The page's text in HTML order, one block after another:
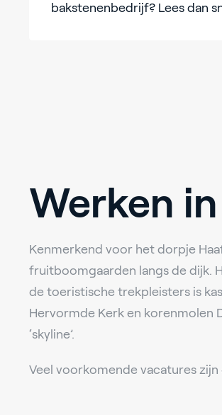
bakstenenbedrijf? Lees dan
Werken
Kenmerkend voor het dorpje
fruitboomgaarden langs de dijk.
de toeristische trekpleisters is
Hervormde Kerk en korenmolen
‘skyline’.
Veel voorkomende vacatures